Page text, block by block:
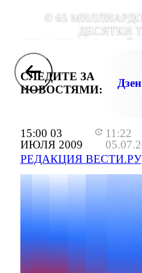
15:00 03
ИЮЛЯ 2009
11:22
РЕДАКЦИЯ ВЕСТИ.РУ
© 65
ДЕСЯТКИ
СТРОИТЕЛЬ
СЛЕДИТЕ ЗА
НОВОСТЯМИ:
Дзен